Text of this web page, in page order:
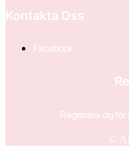
Kontakta Oss
Facebook
Registrera dig för
©